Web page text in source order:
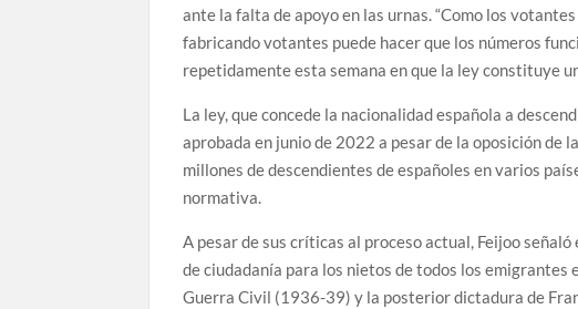
ante la falta de apoyo en las urnas. “Como los
fabricando votantes puede hacer que los números
repetidamente esta semana en que la ley constituye
La ley, que concede la nacionalidad española a
aprobada en junio de 2022 a pesar de la oposición de
millones de descendientes de españoles en varios
normativa.
A pesar de sus críticas al proceso actual, Feijoo
de ciudadanía para los nietos de todos los emigrantes
Guerra Civil (1936-39) y la posterior dictadura de